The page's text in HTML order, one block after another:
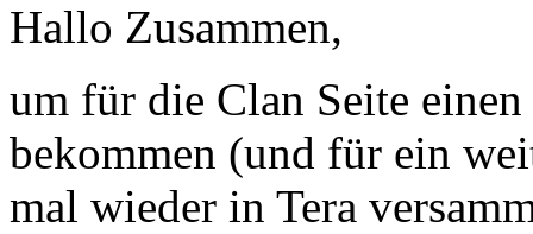
Hallo Zusammen,
um für die Clan Seite
bekommen (und für ein
mal wieder in Tera